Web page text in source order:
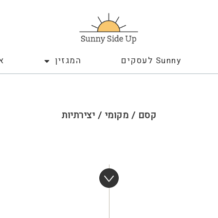
Sunny לעסקים המגזין
קסם / מקומי / יצירתיות